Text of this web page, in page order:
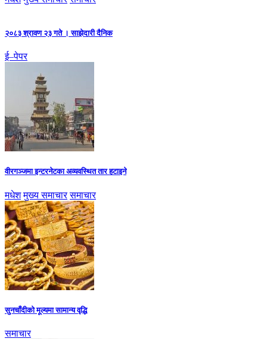
२०८३ श्रावण २३ गते । साझेदारी दैनिक
ई–पेपर
वीरगञ्जमा इन्टरनेटका अव्यवस्थित तार हटाइने
मधेश मुख्य समाचार समाचार
सुनचाँदीको मूल्यमा सामान्य वृद्धि
समाचार